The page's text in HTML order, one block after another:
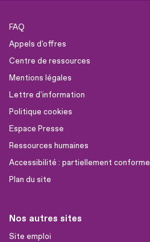
FAQ
Appels d'offres
Centre de ressources
Mentions légales
Lettre d'information
Politique cookies
Espace Presse
Ressources humaines
Accessibilité : partiellement conforme
Plan du site
Nos autres sites
Site emploi